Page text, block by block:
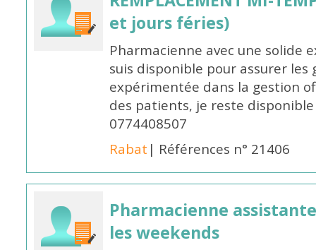
et jours féries)
Pharmacienne avec une solide
suis disponible pour assurer les
expérimentée dans la gestion
des patients, je reste
0774408507
Rabat | Références n° 21406
Pharmacienne
les weekends